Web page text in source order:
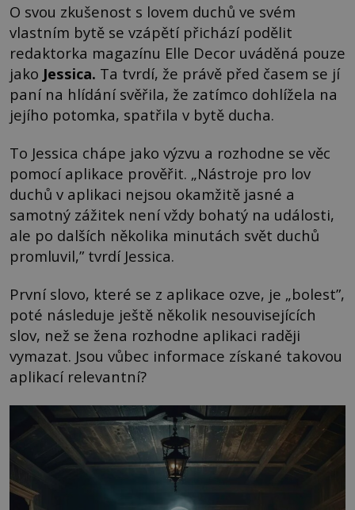
O svou zkušenost s lovem duchů ve svém
vlastním bytě se vzápětí přichází podělit
redaktorka magazínu Elle Decor uváděná pouze
jako Jessica. Ta tvrdí, že právě před časem se jí
paní na hlídání svěřila, že zatímco dohlížela na
jejího potomka, spatřila v bytě ducha.
To Jessica chápe jako výzvu a rozhodne se věc
pomocí aplikace prověřit. „Nástroje pro lov
duchů v aplikaci nejsou okamžitě jasné a
samotný zážitek není vždy bohatý na události,
ale po dalších několika minutách svět duchů
promluvil,” tvrdí Jessica.
První slovo, které se z aplikace ozve, je „bolest”,
poté následuje ještě několik nesouvisejících
slov, než se žena rozhodne aplikaci raději
vymazat. Jsou vůbec informace získané takovou
aplikací relevantní?